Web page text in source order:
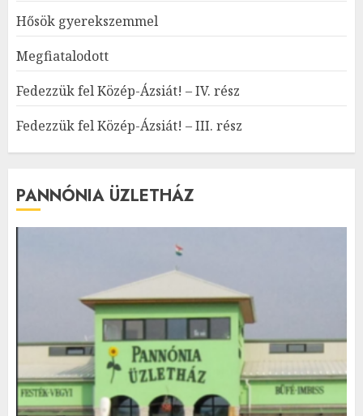
Hősök gyerekszemmel
Megfiatalodott
Fedezzük fel Közép-Ázsiát! – IV. rész
Fedezzük fel Közép-Ázsiát! – III. rész
PANNÓNIA ÜZLETHÁZ